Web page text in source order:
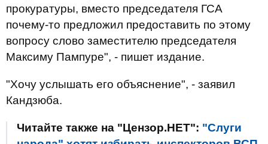
прокуратуры, вместо председателя ГСА
почему-то предложил предоставить по этому
вопросу слово заместителю председателя
Максиму Пампуре", - пишет издание.
"Хочу услышать его объяснение", - заявил
Кандзюба.
Читайте также на "Цензор.НЕТ": "Слуги